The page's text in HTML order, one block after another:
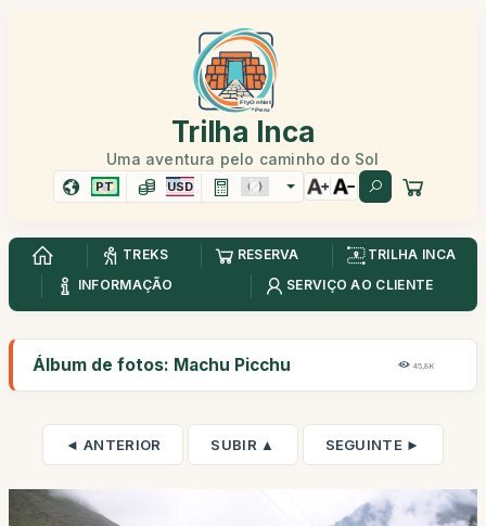
Trilha Inca
Uma aventura pelo caminho do Sol
PT USD
TREKS RESERVA
TRILHA INCA
INFORMAÇÃO
SERVIÇO AO CLIENTE
Álbum de fotos: Machu Picchu 45,8K
◄ ANTERIOR SUBIR ▲ SEGUINTE ►